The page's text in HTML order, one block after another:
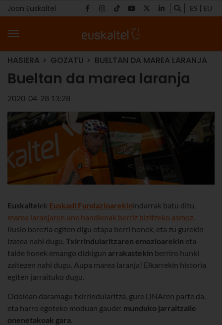
Joan Euskaltel ES EU
HASIERA GOZATU BUELTAN DA MAREA LARANJA
Bueltan da marea laranja
2020-04-28 13:28
Euskaltelek Euskadi Fundazioarekinindarrak batu ditu,
marea laranjaren une handienak berriz bizitzeko asmoz.
Ilusio berezia egiten digu etapa berri honek, eta zu gurekin
izatea nahi dugu. Txirrindularitzaren emozioarekin eta
talde honek emango dizkigun arrakastekin berriro hunki
zaitezen nahi dugu. Aupa marea laranja! Elkarrekin historia
egiten jarraituko dugu.
Odolean daramagu txirrindularitza, gure DNAren parte da,
eta harro egoteko moduan gaude: munduko jarraitzaile
onenetakoak gara.